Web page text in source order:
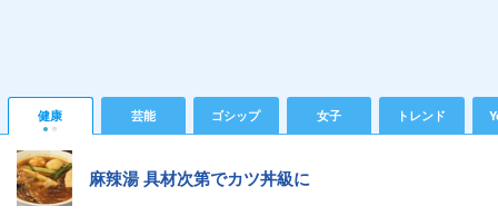
健康 芸能 ゴシップ 女子 トレンド
麻辣湯 具材次第でカツ丼級に